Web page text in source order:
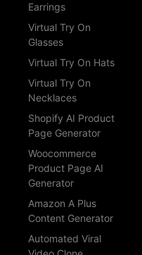
Earrings
Virtual Try On
Glasses
Virtual Try On Hats
Virtual Try On
Necklaces
Shopify AI Product
Page Generator
Woocommerce
Product Page AI
Generator
Amazon A Plus
Content Generator
Automated Viral